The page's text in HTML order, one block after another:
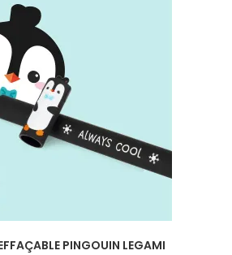
PINGOUIN LEGAMI